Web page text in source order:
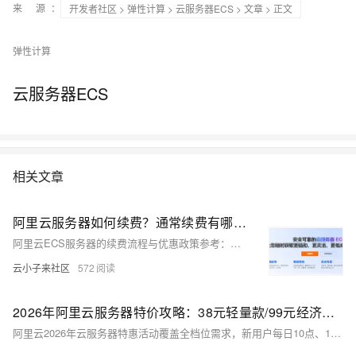
来 源：
开发者社区 > 弹性计算 > 云服务器ECS > 文章 > 正文
弹性计算
云服务器ECS
相关文章
阿里云服务器如何续费？通常续费有哪些优惠政策？云服务器续费常见问题解答
阿里云ECS服务器的续费流程与优惠政策参考：续费支持PC端、App端及API三种方式，其中PC端推荐批量操作，API适合自动化运维。进阶续费策略涵盖自动续费、续费降配、续费变配及统一到期日管理，帮助用户灵活应对业务变化。本文还解读了当前"99计划"长效低价实例——经济型e实例99元/年、通用算力型u1实例199元/年，均支持新购与续费同价，活动截止2027年3月31日，有效避免"首年便宜、续费暴涨"的困境，适合个人开发者与中小企业长期低成本上云。
云小子来社区 572
2026年阿里云服务器特价攻略：38元轻量款/99元经济型/199元企业款解析
阿里云2026年云服务器特惠活动覆盖全档位需求，新用户每日10点、15点可抢2核2G轻量应用服务器，仅38元/年；新老用户同享2核2G 3M带宽经济型e实例99元/年，支持续费同价至2027年；企业认证用户可购2核4G 5M带宽u1实例199元/年，覆盖海内外节点。此外，e系列高配置享3.9折、u2i实例年付低至3折、第九代c9i/g9i/r9i实例6.4折，适配个人学习、中小业务部署、AI推理等不同场景，是不同规模用户低成本上云的优质选择。